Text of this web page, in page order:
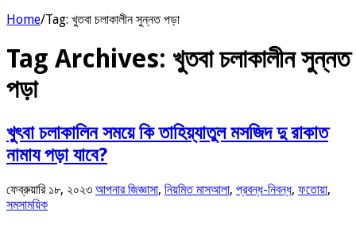
Home/Tag: খুতবা চলাকালীন সুন্নত পড়া
Tag Archives: খুতবা চলাকালীন সুন্নত
পড়া
খুৎবা চলাকালিন সময়ে কি তাহিয়্যাতুল মসজিদ দু রাকাত
নামায পড়া যাবে?
ফেব্রুয়ারি ১৮, ২০২৩ আপনার জিজ্ঞাসা, নিয়মিত মাসআলা, প্রবন্ধ-নিবন্ধ, ফতোয়া,
সমসাময়িক